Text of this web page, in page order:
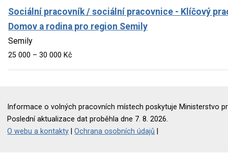
Sociální pracovník / sociální pracovnice - Klíčový
Domov a rodina pro region Semily
Semily
25 000 – 30 000 Kč
Informace o volných pracovních místech poskytuje Ministerstvo
Poslední aktualizace dat proběhla dne 7. 8. 2026.
O webu a kontakty |Ochrana osobních údajů